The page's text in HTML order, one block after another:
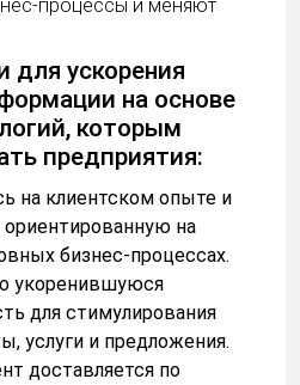
процессы и меняют
ускорения
на основе
которым
предприятия:
на клиентском опыте и
ориентированную на
бизнес-процессах.
укоренившуюся
для стимулирования
услуги и предложения.
доставляется по